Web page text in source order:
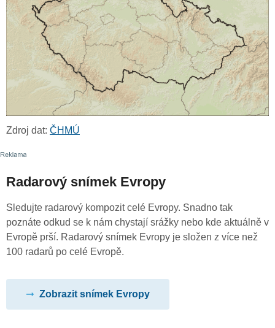
Zdroj dat: ČHMÚ
Radarový snímek Evropy
Sledujte radarový kompozit celé Evropy. Snadno tak
poznáte odkud se k nám chystají srážky nebo kde aktuálně v
Evropě prší. Radarový snímek Evropy je složen z více než
100 radarů po celé Evropě.
Zobrazit snímek Evropy